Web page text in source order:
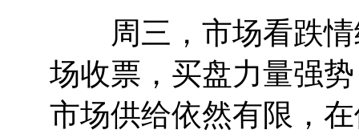
周三，市场看跌情
场收票，买盘力量强
市场供给依然有限，